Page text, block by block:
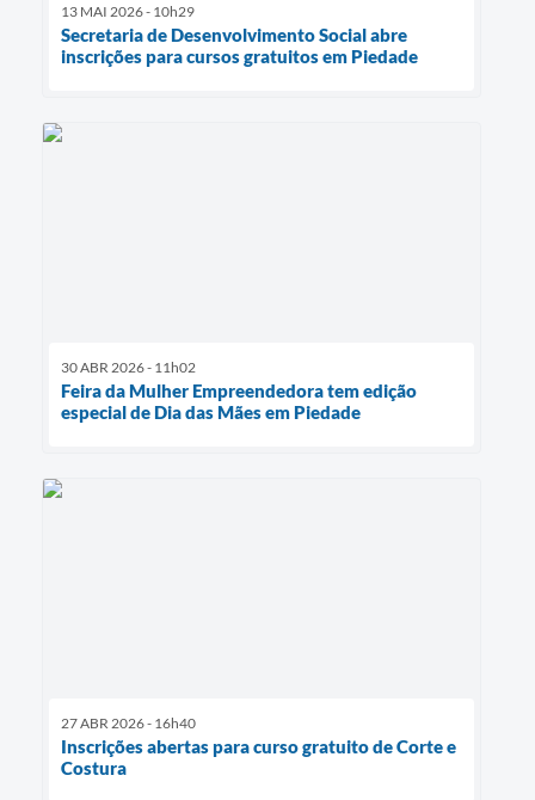
13 MAI 2026 - 10h29
Secretaria de Desenvolvimento Social abre
inscrições para cursos gratuitos em Piedade
30 ABR 2026 - 11h02
Feira da Mulher Empreendedora tem edição
especial de Dia das Mães em Piedade
27 ABR 2026 - 16h40
Inscrições abertas para curso gratuito de Corte e
Costura